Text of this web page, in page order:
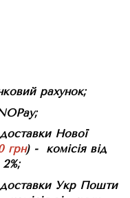
рахунок;
Нової
грн) - комісія від
доставки Укр Пошти